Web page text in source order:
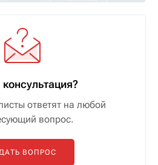
ответят на любой
вопрос.
ВОПРОС